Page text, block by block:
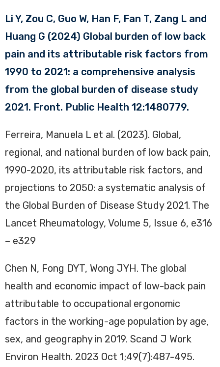
Li Y, Zou C, Guo W, Han F, Fan T, Zang L and
Huang G (2024) Global burden of low back
pain and its attributable risk factors from
1990 to 2021: a comprehensive analysis
from the global burden of disease study
2021. Front. Public Health 12:1480779.
Ferreira, Manuela L et al. (2023). Global,
regional, and national burden of low back pain,
1990-2020, its attributable risk factors, and
projections to 2050: a systematic analysis of
the Global Burden of Disease Study 2021. The
Lancet Rheumatology, Volume 5, Issue 6, e316
– e329
Chen N, Fong DYT, Wong JYH. The global
health and economic impact of low-back pain
attributable to occupational ergonomic
factors in the working-age population by age,
sex, and geography in 2019. Scand J Work
Environ Health. 2023 Oct 1;49(7):487-495.